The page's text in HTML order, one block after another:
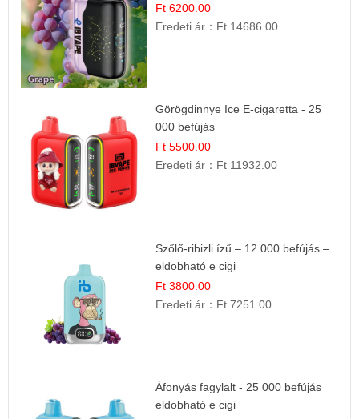
Ft 6200.00
Eredeti ár： Ft 14686.00
Görögdinnye Ice E-cigaretta - 25
000 befújás
Ft 5500.00
Eredeti ár： Ft 11932.00
Szőlő-ribizli ízű – 12 000 befújás –
eldobható e cigi
Ft 3800.00
Eredeti ár： Ft 7251.00
Áfonyás fagylalt - 25 000 befújás
eldobható e cigi